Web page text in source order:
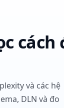
cách
và các hệ
DLN và đo